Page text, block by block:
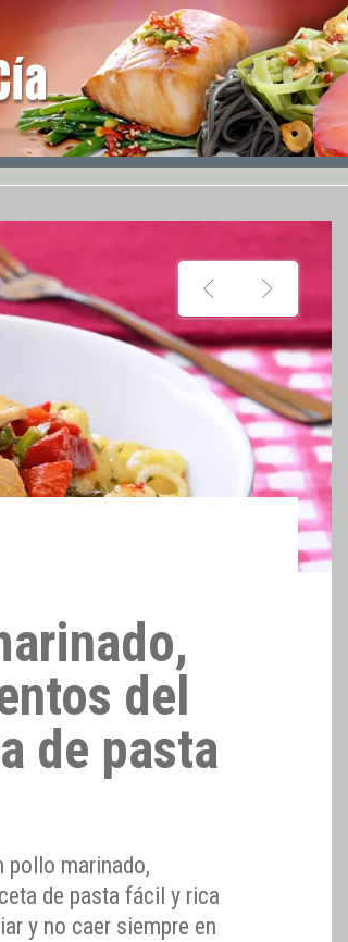
del
de pasta
pollo marinado,
de pasta fácil y rica
y no caer siempre en